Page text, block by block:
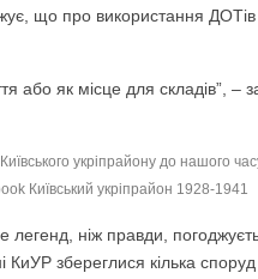
що про використання ДОТів
або як місце для складів”, –
укріпрайону до нашого
Київський укріпрайон 1928-1941
ніж правди,
збереглися кілька споруд